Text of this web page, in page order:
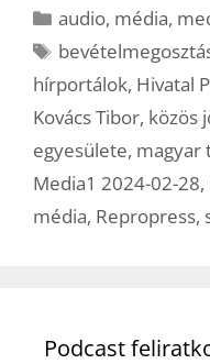
Kategória
audio, média,
Címkék
hírportálok, Hivatal
Kovács Tibor, közös
egyesülete, magyar
Media1 2024-02-28,
média, Repropress,
Podcast